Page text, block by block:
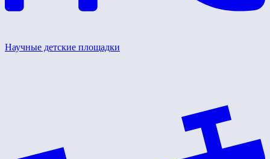
Научные детские площадки